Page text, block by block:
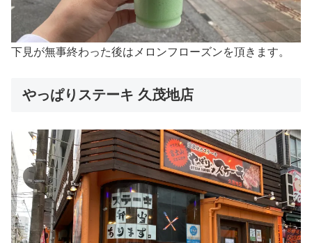
下見が無事終わった後はメロンフローズンを頂きます。
やっぱりステーキ 久茂地店